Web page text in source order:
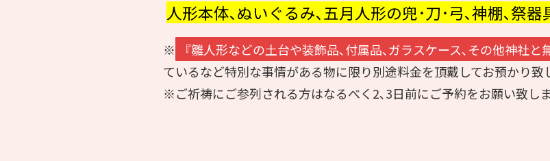
人形本体､ぬいぐるみ､ 五月人形の兜･刀･弓､神棚､祭
※ 『雛人形などの土台や装飾品､付属品､ガラスケース､その他神社と
ているなど特別な事情がある物に限り別途料金を頂戴してお預かり致
※ご祈祷にご参列される方はなるべく2､3日前にご予約をお願い致し